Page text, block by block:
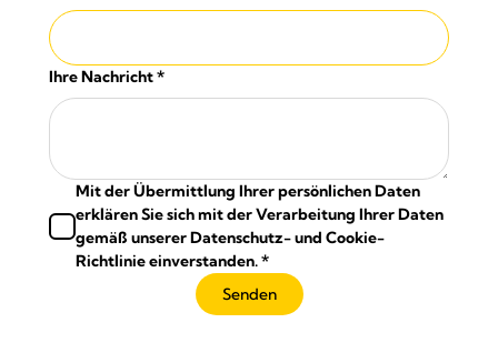
Ihre Nachricht*
Mit der Übermittlung Ihrer persönlichen Daten
erklären Sie sich mit der Verarbeitung Ihrer Daten
gemäß unserer Datenschutz- und Cookie-
Richtlinie einverstanden.*
Senden